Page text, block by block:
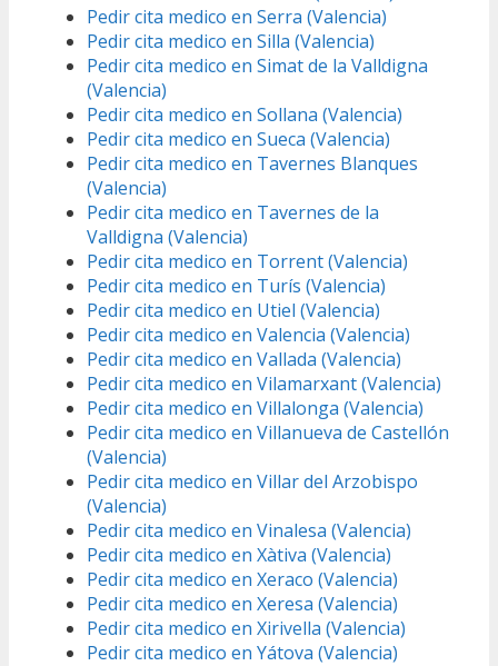
Pedir cita medico en Serra (Valencia)
Pedir cita medico en Silla (Valencia)
Pedir cita medico en Simat de la Valldigna
(Valencia)
Pedir cita medico en Sollana (Valencia)
Pedir cita medico en Sueca (Valencia)
Pedir cita medico en Tavernes Blanques
(Valencia)
Pedir cita medico en Tavernes de la
Valldigna (Valencia)
Pedir cita medico en Torrent (Valencia)
Pedir cita medico en Turís (Valencia)
Pedir cita medico en Utiel (Valencia)
Pedir cita medico en Valencia (Valencia)
Pedir cita medico en Vallada (Valencia)
Pedir cita medico en Vilamarxant (Valencia)
Pedir cita medico en Villalonga (Valencia)
Pedir cita medico en Villanueva de Castellón
(Valencia)
Pedir cita medico en Villar del Arzobispo
(Valencia)
Pedir cita medico en Vinalesa (Valencia)
Pedir cita medico en Xàtiva (Valencia)
Pedir cita medico en Xeraco (Valencia)
Pedir cita medico en Xeresa (Valencia)
Pedir cita medico en Xirivella (Valencia)
Pedir cita medico en Yátova (Valencia)